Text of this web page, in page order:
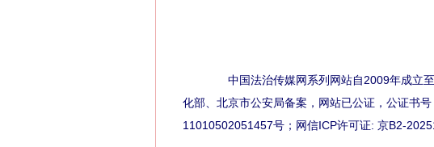
中国法治传媒网系列网站自2009年成立至
化部、北京市公安局备案，网站已公证，公证书
11010502051457号；网信ICP许可证: 京B2-